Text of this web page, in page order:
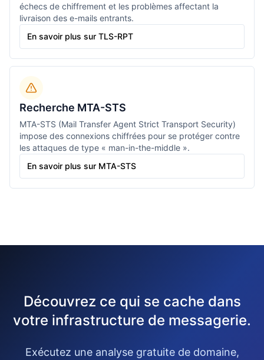
échecs de chiffrement et les problèmes affectant la
livraison des e-mails entrants.
En savoir plus sur TLS-RPT
Recherche MTA-STS
MTA-STS (Mail Transfer Agent Strict Transport Security)
impose des connexions chiffrées pour se protéger contre
les attaques de type « man-in-the-middle ».
En savoir plus sur MTA-STS
Découvrez ce qui se cache dans
votre infrastructure de messagerie.
Exécutez une analyse gratuite de domaine,